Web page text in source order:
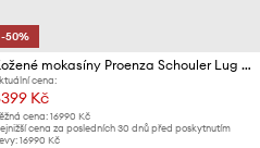
-50%
Kožené mokasíny Proenza Schouler Lug Sole
cena:
Kč
cena: 16990 Kč
cena za posledních 30 dnů před poskytnutím
16990 Kč